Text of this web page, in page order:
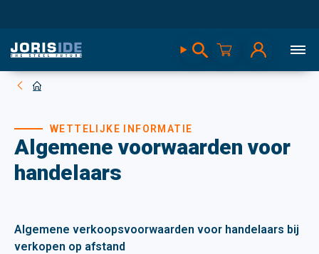
Algemene voorwaarden voor
handelaars
WETTELIJKE INFORMATIE
Algemene verkoopsvoorwaarden voor handelaars bij
verkopen op afstand